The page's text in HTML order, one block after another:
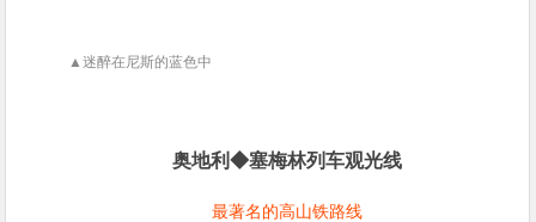
▲迷醉在尼斯的蓝色中
奥地利◆塞梅林列车观光线
最著名的高山铁路线